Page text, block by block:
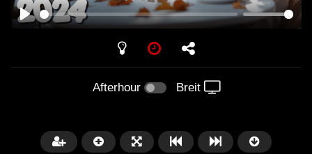
PLAY
Afterhour Breit